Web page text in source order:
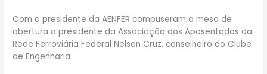
Com o presidente da AENFER compuseram a mesa de
abertura o presidente da Associação dos Aposentados da
Rede Ferroviária Federal Nelson Cruz, conselheiro do Clube
de Engenharia